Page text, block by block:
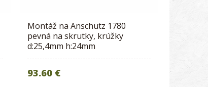
Montáž na Anschutz 1780
pevná na skrutky, krúžky
d:25,4mm h:24mm
93.60 €